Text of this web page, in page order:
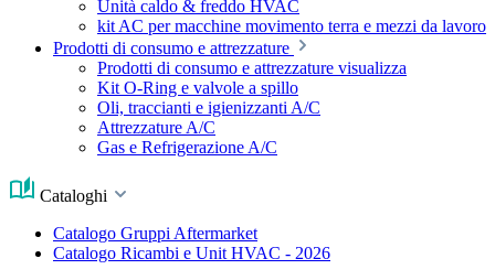
Unità caldo & freddo HVAC
kit AC per macchine movimento terra e mezzi da lavoro
Prodotti di consumo e attrezzature
Prodotti di consumo e attrezzature visualizza
Kit O-Ring e valvole a spillo
Oli, traccianti e igienizzanti A/C
Attrezzature A/C
Gas e Refrigerazione A/C
Cataloghi
Catalogo Gruppi Aftermarket
Catalogo Ricambi e Unit HVAC - 2026